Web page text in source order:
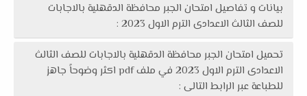
بيانات و تفاصيل امتحان الجبر محافظة الدقهلية بالاجابات
للصف الثالث الاعدادى الترم الاول 2023 :
تحميل امتحان الجبر محافظة الدقهلية بالاجابات للصف الثالث
الاعدادى الترم الاول 2023 في ملف pdf اكثر وضوحاً جاهز
للطباعة عبر الرابط التالى :